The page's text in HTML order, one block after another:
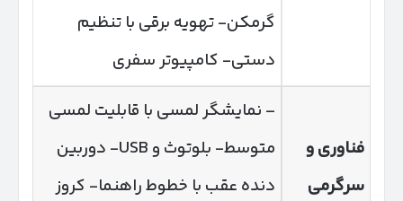
گرمکن- تهویه برقی با تنظیم
دستی- کامپیوتر سفری
فناوری و
سرگرمی
– نمایشگر لمسی با قابلیت لمسی
متوسط- بلوتوث و USB- دوربین
دنده عقب با خطوط راهنما- کروز